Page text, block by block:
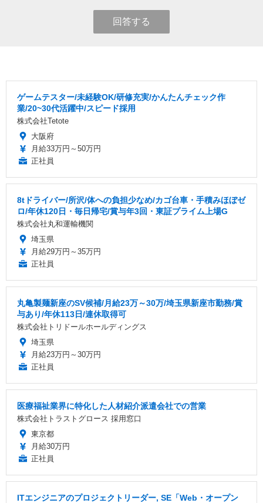
回答する
ゲームテスター/未経験OK/研修充実/かんたんチェック作
業/20~30代活躍中/スピード採用
株式会社Tetote
大阪府
月給33万円～50万円
正社員
8tドライバー/所沢/体への負担少なめ/カゴ台車・手積みほぼゼ
ロ/年休120日・毎日帰宅/賞与年3回・東証プライム上場G
株式会社丸和運輸機関
埼玉県
月給29万円～35万円
正社員
丸亀製麺新座のSV候補/月給23万～30万/埼玉県新座市勤務/賞
与あり/年休113日/連休取得可
株式会社トリドールホールディングス
埼玉県
月給23万円～30万円
正社員
医療福祉業界に特化した人材紹介派遣会社での営業
株式会社トラストグロース 採用窓口
東京都
月給30万円
正社員
ITエンジニアのプロジェクトリーダー, SE「Web・オープン